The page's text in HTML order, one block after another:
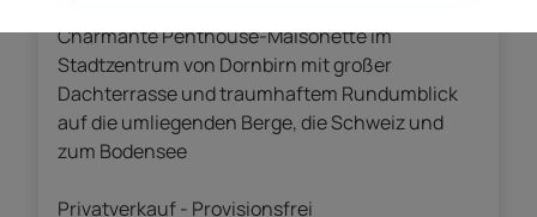
Charmante Penthouse-Maisonette im
Stadtzentrum von Dornbirn mit großer
Dachterrasse und traumhaftem Rundumblick
auf die umliegenden Berge, die Schweiz und
zum Bodensee
Privatverkauf - Provisionsfrei